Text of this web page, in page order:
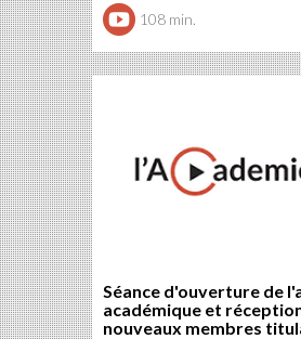
108 min.
Séance d'ouverture de
académique et
nouveaux membres